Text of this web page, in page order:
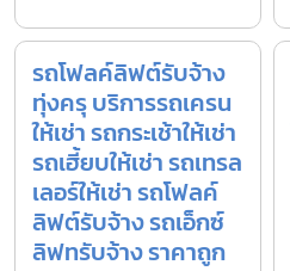
รถโฟลค์ลิฟต์รับจ้าง
ทุ่งครุ บริการรถเครน
ให้เช่า รถกระเช้าให้เช่า
รถเฮี้ยบให้เช่า รถเทรล
เลอร์ให้เช่า รถโฟลค์
ลิฟต์รับจ้าง รถเอ็กซ์
ลิฟทรับจ้าง ราคาถูก